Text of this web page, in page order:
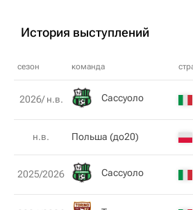
История выступлений
сезон команда
2026/ н.в. Сассуоло
н.в. Польша (до20)
2025/2026 Сассуоло